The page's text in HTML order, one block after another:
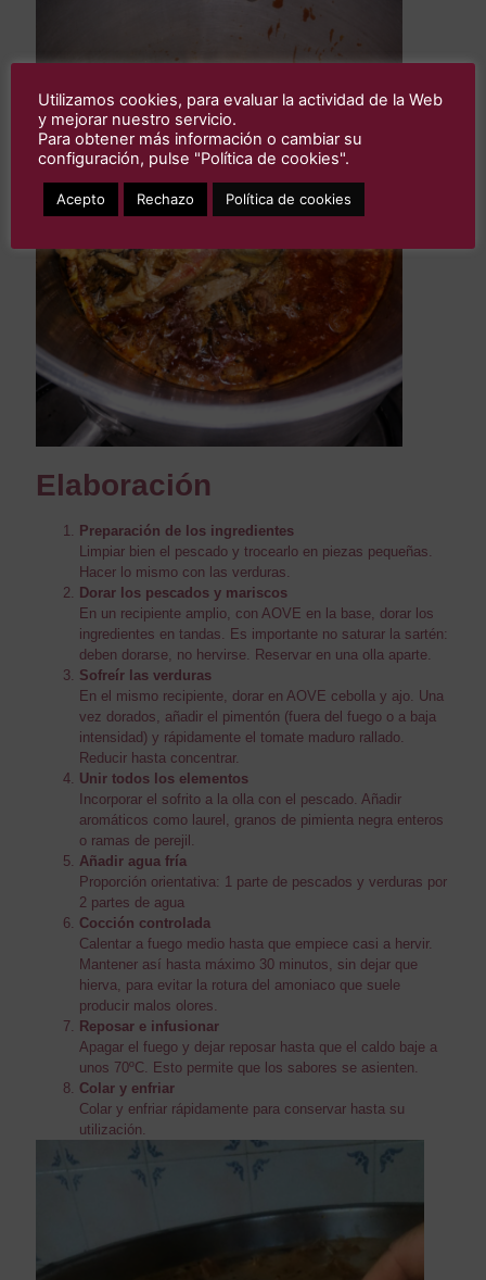
Elaboración
Preparación de los ingredientes
Limpiar bien el pescado y trocearlo en piezas pequeñas.
Hacer lo mismo con las verduras.
Dorar los pescados y mariscos
En un recipiente amplio, con AOVE en la base, dorar los
ingredientes en tandas. Es importante no saturar la sartén:
deben dorarse, no hervirse. Reservar en una olla aparte.
Sofreír las verduras
En el mismo recipiente, dorar en AOVE cebolla y ajo. Una
vez dorados, añadir el pimentón (fuera del fuego o a baja
intensidad) y rápidamente el tomate maduro rallado.
Reducir hasta concentrar.
Unir todos los elementos
Incorporar el sofrito a la olla con el pescado. Añadir
aromáticos como laurel, granos de pimienta negra enteros
o ramas de perejil.
Añadir agua fría
Proporción orientativa: 1 parte de pescados y verduras por
2 partes de agua
Cocción controlada
Calentar a fuego medio hasta que empiece casi a hervir.
Mantener así hasta máximo 30 minutos, sin dejar que
hierva, para evitar la rotura del amoniaco que suele
producir malos olores.
Reposar e infusionar
Apagar el fuego y dejar reposar hasta que el caldo baje a
unos 70ºC. Esto permite que los sabores se asienten.
Colar y enfriar
Colar y enfriar rápidamente para conservar hasta su
utilización.
Utilizamos cookies, para evaluar la actividad de la Web
y mejorar nuestro servicio.
Para obtener más información o cambiar su
configuración, pulse "Política de cookies".
Acepto Rechazo Política de cookies